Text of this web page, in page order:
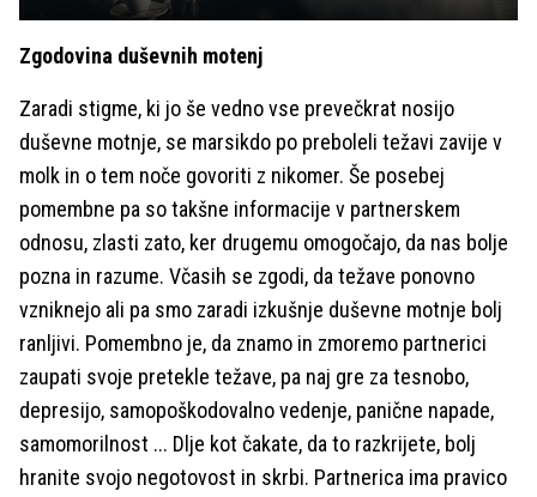
Zgodovina duševnih motenj
Zaradi stigme, ki jo še vedno vse prevečkrat nosijo
duševne motnje, se marsikdo po preboleli težavi zavije v
molk in o tem noče govoriti z nikomer. Še posebej
pomembne pa so takšne informacije v partnerskem
odnosu, zlasti zato, ker drugemu omogočajo, da nas bolje
pozna in razume. Včasih se zgodi, da težave ponovno
vzniknejo ali pa smo zaradi izkušnje duševne motnje bolj
ranljivi. Pomembno je, da znamo in zmoremo partnerici
zaupati svoje pretekle težave, pa naj gre za tesnobo,
depresijo, samopoškodovalno vedenje, panične napade,
samomorilnost ... Dlje kot čakate, da to razkrijete, bolj
hranite svojo negotovost in skrbi. Partnerica ima pravico